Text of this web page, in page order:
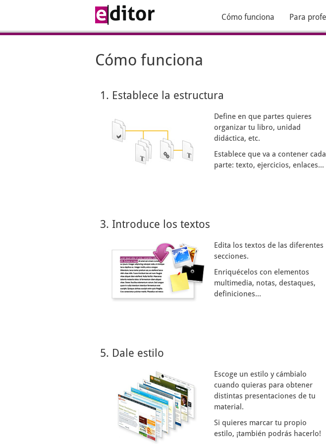
Cómo funciona Para
Cómo funciona
1. Establece la estructura
Define en que partes quieres
organizar tu libro, unidad
didáctica, etc.
Establece que va a contener cada
parte: texto, ejercicios, enlaces...
3. Introduce los textos
Edita los textos de las diferentes
secciones.
Enriquécelos con elementos
multimedia, notas, destaques,
definiciones...
5. Dale estilo
Escoge un estilo y cámbialo
cuando quieras para obtener
distintas presentaciones de tu
material.
Si quieres marcar tu propio
estilo, ¡también podrás hacerlo!